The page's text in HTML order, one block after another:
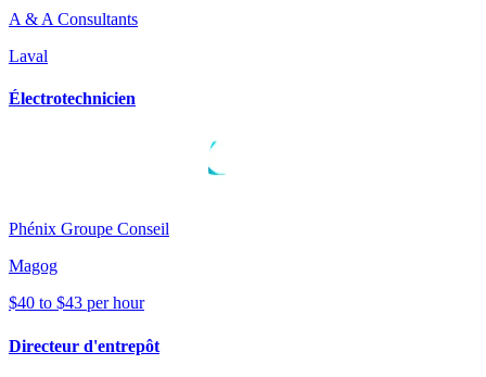
A & A Consultants
Laval
Électrotechnicien
Phénix Groupe Conseil
Magog
$40 to $43 per hour
Directeur d'entrepôt